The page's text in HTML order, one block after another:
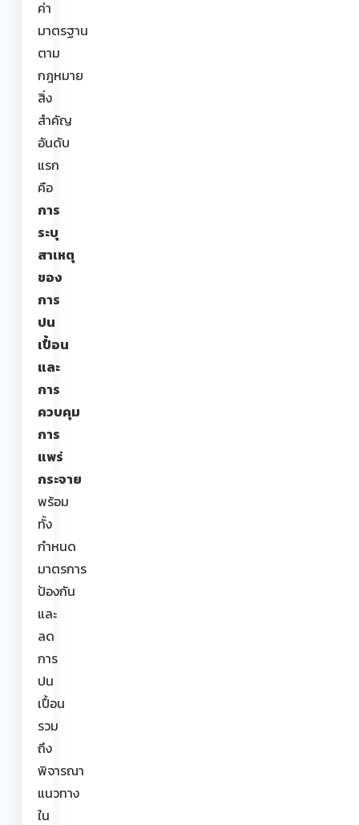
ค่า
มาตรฐาน
ตาม
กฎหมาย
สิ่ง
สำคัญ
อันดับ
แรก
คือ
การ
ระบุ
สาเหตุ
ของ
การ
ปน
เปื้อน
และ
การ
ควบคุม
การ
แพร่
กระจาย
พร้อม
ทั้ง
กำหนด
มาตรการ
ป้องกัน
และ
ลด
การ
ปน
เปื้อน
รวม
ถึง
พิจารณา
แนวทาง
ใน